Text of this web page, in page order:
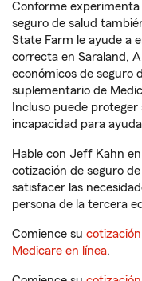
Conforme
seguro de salud
State Farm le ayude a
correcta en Saraland,
económicos de seguro
suplementario de
Incluso puede
incapacidad para
Hable con Jeff Kahn
cotización de seguro
satisfacer las
persona de la tercera
Comience su
Medicare en línea.